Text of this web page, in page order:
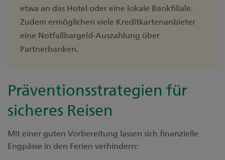
etwa an das Hotel oder eine lokale Bankfiliale.
Zudem ermöglichen viele Kreditkartenanbieter
eine Notfallbargeld-Auszahlung über
Partnerbanken.
Präventionsstrategien für
sicheres Reisen
Mit einer guten Vorbereitung lassen sich finanzielle
Engpässe in den Ferien verhindern: